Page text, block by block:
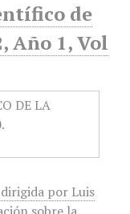
de
Año 1, Vol
por Luis